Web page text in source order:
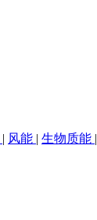
| 风能 | 生物质能 |